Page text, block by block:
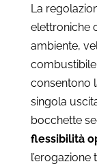
La
elettroniche
ambiente,
consentono
singola
bocchette
flessibilità